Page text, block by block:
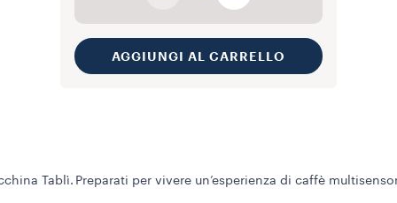
AGGIUNGI AL CARRELLO
Tablì. Preparati per vivere un’esperienza di caffè